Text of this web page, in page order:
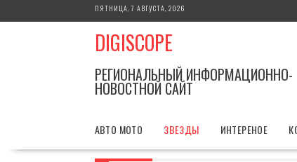
к
ПЯТНИЦА, 7 АВГУСТА, 2026
DIGISCOPE
РЕГИОНАЛЬНЫЙ ИНФОРМАЦИОННО-
НОВОСТНОЙ САЙТ
АВТО МОТО ЗВЕЗДЫ ИНТЕРЕНОЕ